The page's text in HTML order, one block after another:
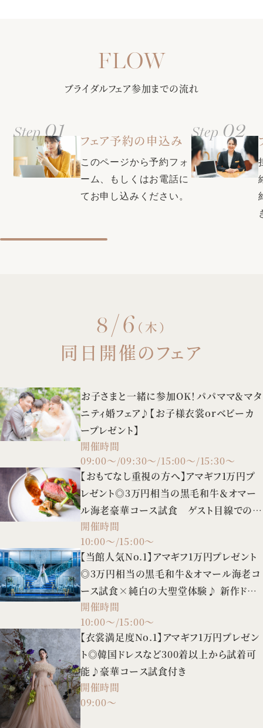
【口コミで衣裳満足度1位の式場★県内最大級衣裳サロンをご
案内】自由に選べる圧巻の300着。全国約40のグループ式場
から取り寄せ可能＆新たに話題の韓国ドレスや人気ブランド
ドレスも入荷！おふたりの運命の1着が見つかります♪
び頂ける料理はゲストからも大好評♪料理長との打ち合わせで
更に全館バリアフリー・親族控室・ゲスト控室・着付室（ヘ
クチコミで本番満足度1位・衣装満足度1位・コストパフォー
マンス部門1位の式場に選ばれた同会場。素敵な結婚式をお得
に叶える特典も充実♪お気軽にプランナーにお問い合わせくだ
さい。
ブライダルフェア参加までの流れ
Step 01 フェア予約の申込み
このページから予約フォ
ーム、もしくはお電話に
てお申し込みください。
Step 02
8/6 （木）
同日開催のフェア
お子さまと一緒に参加OK！パパママ＆マタ
ニティ婚フェア♪【お子様衣裳orベビーカ
ープレゼント】
開催時間
09:00～/09:30～/15:00～/15:30～
【おもてなし重視の方へ】アマギフ1万円プ
レゼント◎3万円相当の黒毛和牛＆オマー
ル海老豪華コース試食 ゲスト目線での会
場見学も♪
開催時間
10:00～/15:00～
【当館人気No.1】アマギフ1万円プレゼント
◎3万円相当の黒毛和牛＆オマール海老コ
ース試食×純白の大聖堂体験♪ 新作ドレ
スの試着や3タイプの会場案内など、憧れ
花嫁FULL体験BIGフェア！
開催時間
10:00～/15:00～
【衣裳満足度No.1】アマギフ1万円プレゼン
ト◎韓国ドレスなど300着以上から試着可
能♪豪華コース試食付き
開催時間
09:00～